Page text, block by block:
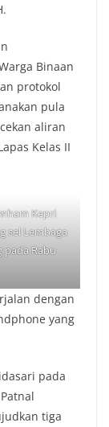
Binaan
protokol
pula
aliran
Kelas II
Kepri
sel Lembaga
pada Rabu
dengan
yang
pada
tiga